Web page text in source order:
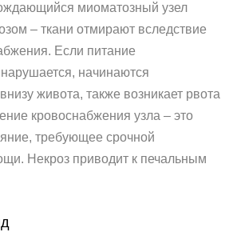
миоматозный узел
– ткани отмирают вследствие
Если питание
начинаются
живота, также возникает рвота
кровоснабжения узла – это
требующее срочной
Некроз приводит к печальным